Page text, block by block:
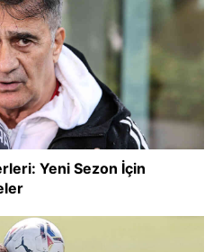
Yeni Sezon İçin